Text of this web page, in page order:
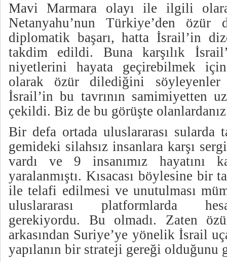
Mavi Marmara olayı ile ilgili
Netanyahu’nun Türkiye’den
diplomatik başarı, hatta İsrail’in
takdim edildi. Buna karşılık
niyetlerini hayata geçirebilmek
olarak özür dilediğini söyleyenler
İsrail’in bu tavrının samimiyetten
çekildi. Biz de bu görüşte
Bir defa ortada uluslararası sularda
gemideki silahsız insanlara karşı
vardı ve 9 insanımız hayatını
yaralanmıştı. Kısacası böylesine bir
ile telafi edilmesi ve unutulması
uluslararası platformlarda
gerekiyordu. Bu olmadı. Zaten
arkasından Suriye’ye yönelik İsrail
yapılanın bir strateji gereği olduğunu